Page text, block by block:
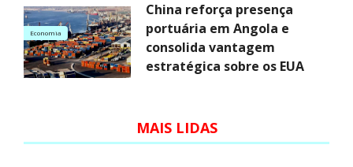
Economia
China reforça presença
portuária em Angola e
consolida vantagem
estratégica sobre os EUA
MAIS LIDAS